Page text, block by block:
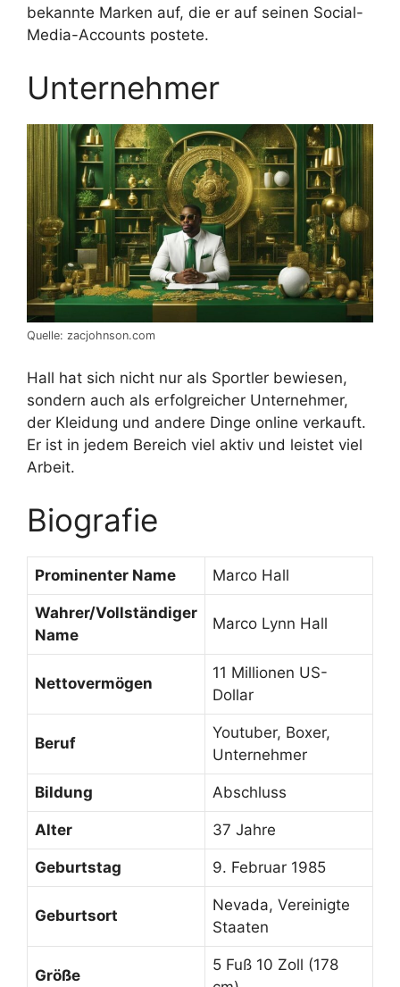
bekannte Marken auf, die er auf seinen Social-
Media-Accounts postete.
Unternehmer
Quelle: zacjohnson.com
Hall hat sich nicht nur als Sportler bewiesen,
sondern auch als erfolgreicher Unternehmer,
der Kleidung und andere Dinge online verkauft.
Er ist in jedem Bereich viel aktiv und leistet viel
Arbeit.
Biografie
Prominenter Name Marco Hall
Wahrer/Vollständiger
Name
Marco Lynn Hall
Nettovermögen
11 Millionen US-
Dollar
Beruf
Youtuber, Boxer,
Unternehmer
Bildung Abschluss
Alter 37 Jahre
Geburtstag 9. Februar 1985
Geburtsort
Nevada, Vereinigte
Staaten
Größe
5 Fuß 10 Zoll (178